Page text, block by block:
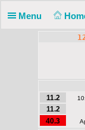
Menu
11.2
11.2
40.3